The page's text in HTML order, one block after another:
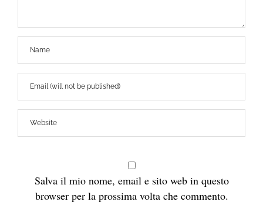
Salva il mio nome, email e sito web in questo
browser per la prossima volta che commento.